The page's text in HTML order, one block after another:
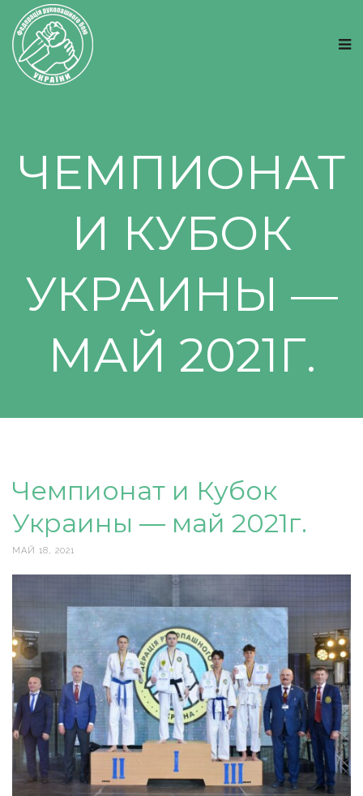
ЧЕМПИОНАТ
И КУБОК
УКРАИНЫ —
МАЙ 2021Г.
Чемпионат и Кубок
Украины — май 2021г.
МАЙ 18, 2021